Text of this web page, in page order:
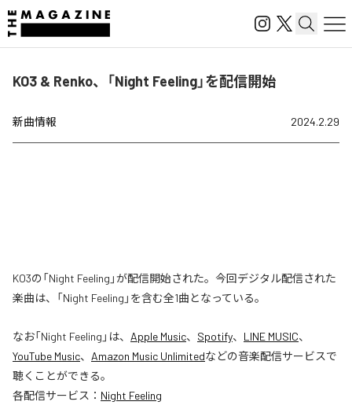
KO3 & Renko、「Night Feeling」を配信開始
新曲情報 2024.2.29
KO3の「Night Feeling」が配信開始された。今回デジタル配信された
楽曲は、「Night Feeling」を含む全1曲となっている。
なお「Night Feeling 」は、 Apple Music、 Spotify、 LINE MUSIC、
YouTube Music、 Amazon Music Unlimitedなどの音楽配信サービスで
聴くことができる。
各配信サービス： Night Feeling